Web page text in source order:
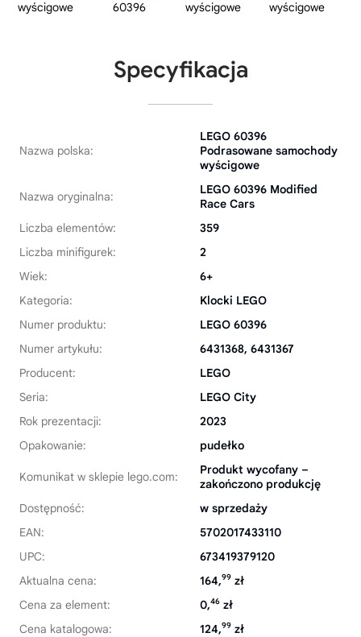
Specyfikacja
Nazwa polska:
LEGO 60396
Podrasowane samochody
wyścigowe
Nazwa oryginalna:
LEGO 60396 Modified
Race Cars
Liczba elementów:
359
Liczba minifigurek:
2
Wiek:
6+
Kategoria:
Klocki LEGO
Numer produktu:
LEGO 60396
Numer artykułu:
6431368, 6431367
Producent:
LEGO
Seria:
LEGO City
Rok prezentacji:
2023
Opakowanie:
pudełko
Komunikat w sklepie lego.com:
Produkt wycofany –
zakończono produkcję
Dostępność:
w sprzedaży
EAN:
5702017433110
UPC:
673419379120
Aktualna cena:
164,99 zł
Cena za element:
0,46 zł
Cena katalogowa:
124,99 zł